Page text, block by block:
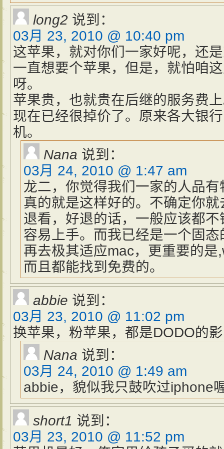
long2 说到：
03月 23, 2010 @ 10:40 pm
这苹果，就对你们一家好呢，还
一直想要个苹果，但是，就怕咱
呀。
苹果贵，也就贵在后继的服务费
现在已经很掉价了。原来各大银
机。
Nana 说到：
03月 24, 2010 @ 1:47 am
龙二，你觉得我们一家的人品
真的就是这样好的。不确定你
退看，好退的话，一般应该都
容易上手。而我已经是一个固
再去极其适应mac，更重要的
而且都能找到免费的。
abbie 说到：
03月 23, 2010 @ 11:02 pm
换苹果，粉苹果，都是DODO的
Nana 说到：
03月 24, 2010 @ 1:49 am
abbie，貌似我只鼓吹过iphone
short1 说到：
03月 23, 2010 @ 11:52 pm